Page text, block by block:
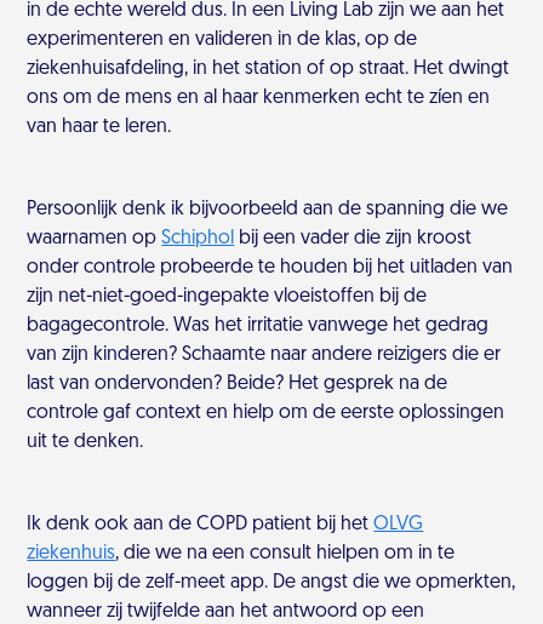
in de echte wereld dus. In een Living Lab zijn we aan het
experimenteren en valideren in de klas, op de
ziekenhuisafdeling, in het station of op straat. Het dwingt
ons om de mens en al haar kenmerken echt te zíen en
van haar te leren.
Persoonlijk denk ik bijvoorbeeld aan de spanning die we
waarnamen opSchiphol bij een vader die zijn kroost
onder controle probeerde te houden bij het uitladen van
zijn net-niet-goed-ingepakte vloeistoffen bij de
bagagecontrole. Was het irritatie vanwege het gedrag
van zijn kinderen? Schaamte naar andere reizigers die er
last van ondervonden? Beide? Het gesprek na de
controle gaf context en hielp om de eerste oplossingen
uit te denken.
Ik denk ook aan de COPD patient bij hetOLVG
ziekenhuis, die we na een consult hielpen om in te
loggen bij de zelf-meet app. De angst die we opmerkten,
wanneer zij twijfelde aan het antwoord op een